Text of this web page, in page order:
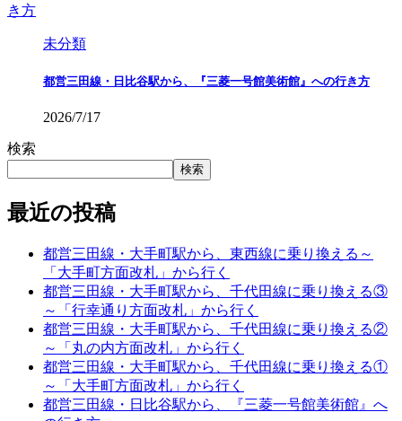
未分類
都営三田線・日比谷駅から、『三菱一号館美術館』への行き方
2026/7/17
検索
検索
最近の投稿
都営三田線・大手町駅から、東西線に乗り換える～
「大手町方面改札」から行く
都営三田線・大手町駅から、千代田線に乗り換える③
～「行幸通り方面改札」から行く
都営三田線・大手町駅から、千代田線に乗り換える②
～「丸の内方面改札」から行く
都営三田線・大手町駅から、千代田線に乗り換える①
～「大手町方面改札」から行く
都営三田線・日比谷駅から、『三菱一号館美術館』へ